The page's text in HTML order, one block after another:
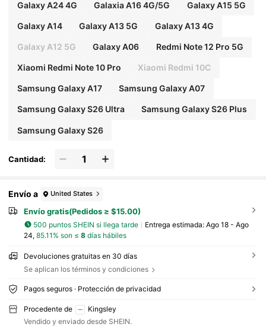
Galaxy A24 4G Galaxia A16 4G/5G Galaxy A15 5G
Galaxy A14 Galaxy A13 5G Galaxy A13 4G
Galaxy A12 5G Galaxy A06 Redmi Note 12 Pro 5G
Xiaomi Redmi Note 10 Pro Xiaomi Redmi 10C
Samsung Galaxy A17 Samsung Galaxy A07
Samsung Galaxy S26 Ultra Samsung Galaxy S26 Plus
Samsung Galaxy S26
Cantidad:
Envío a United States
Envío gratis(Pedidos ≥ $15.00)
500 puntos SHEIN si llega tarde Entrega estimada: Ago 18 - Ago
24, 85.11% son ≤ 8días hábiles
Devoluciones gratuitas en 30 días
Se aplican los términos y condiciones
Pagos seguros · Protección de privacidad
Procedente de
Kingsley
Vendido y enviado desde SHEIN.